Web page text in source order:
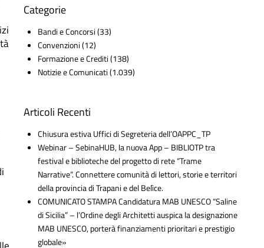
Categorie
Bandi e Concorsi(33)
Convenzioni(12)
Formazione e Crediti(138)
Notizie e Comunicati(1.039)
Articoli Recenti
Chiusura estiva Uffici di Segreteria dell’OAPPC_TP
Webinar – SebinaHUB, la nuova App – BIBLIOTP tra
festival e biblioteche del progetto di rete “Trame
Narrative”. Connettere comunità di lettori, storie e territori
della provincia di Trapani e del Belìce.
COMUNICATO STAMPA Candidatura MAB UNESCO “Saline
di Sicilia” – l’Ordine degli Architetti auspica la designazione
MAB UNESCO, porterà finanziamenti prioritari e prestigio
globale»